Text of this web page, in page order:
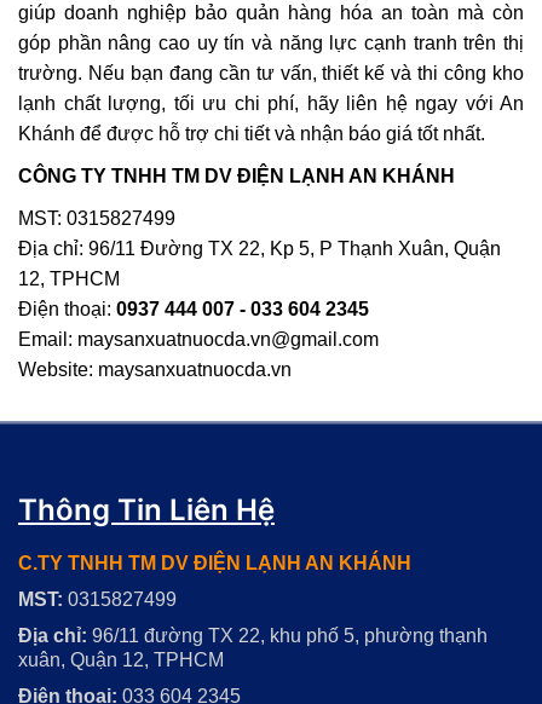
giúp doanh nghiệp bảo quản hàng hóa an toàn mà còn
góp phần nâng cao uy tín và năng lực cạnh tranh trên thị
trường. Nếu bạn đang cần tư vấn, thiết kế và thi công kho
lạnh chất lượng, tối ưu chi phí, hãy liên hệ ngay với An
Khánh để được hỗ trợ chi tiết và nhận báo giá tốt nhất.
CÔNG TY TNHH TM DV ĐIỆN LẠNH AN KHÁNH
MST: 0315827499
Địa chỉ: 96/11 Đường TX 22, Kp 5, P Thạnh Xuân, Quận
12, TPHCM
Điện thoại: 0937 444 007 - 033 604 2345
Email: maysanxuatnuocda.vn@gmail.com
Website: maysanxuatnuocda.vn
Thông Tin Liên Hệ
C.TY TNHH TM DV ĐIỆN LẠNH AN KHÁNH
MST: 0315827499
Địa chỉ: 96/11 đường TX 22, khu phố 5, phường thạnh
xuân, Quận 12, TPHCM
Điện thoại: 033 604 2345